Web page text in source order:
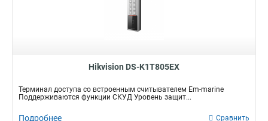
Hikvision DS-K1T805EX
Терминал доступа со встроенным считывателем Em-marine
Поддерживаются функции СКУД Уровень защит...
Подробнее Сравнить